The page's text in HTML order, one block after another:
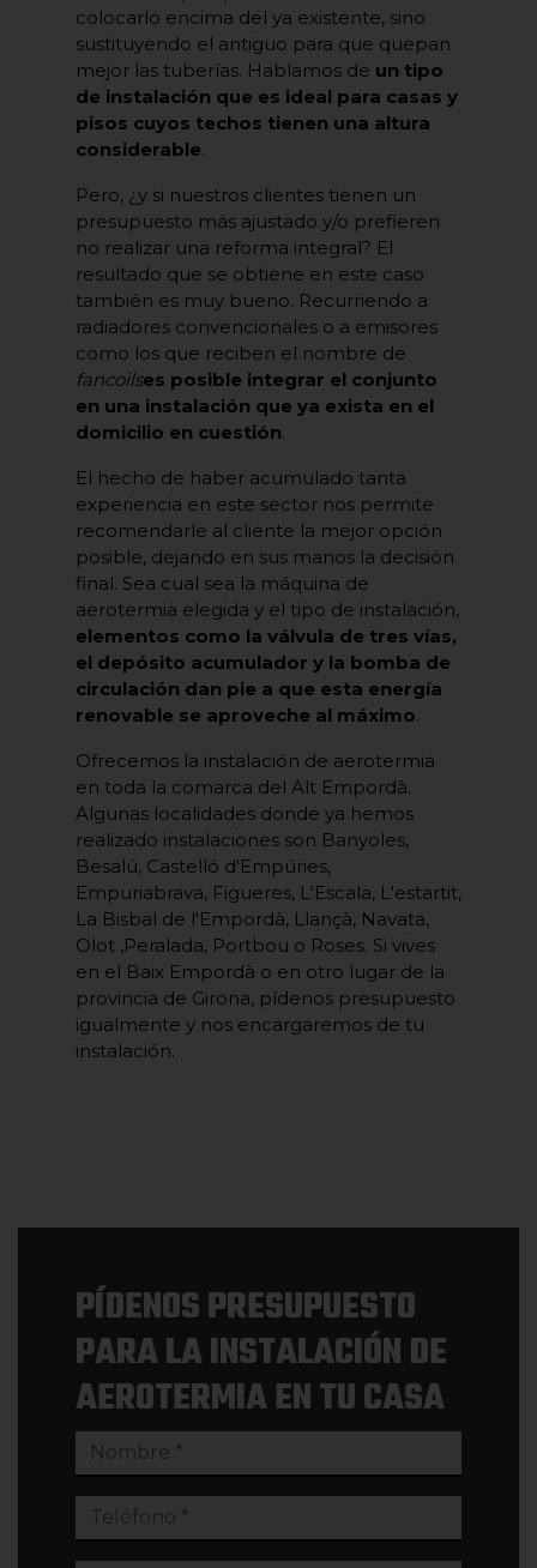
colocarlo encima del ya existente, sino
sustituyendo el antiguo para que quepan
mejor las tuberías. Hablamos de un tipo
de instalación que es ideal para casas y
pisos cuyos techos tienen una altura
considerable.
Pero, ¿y si nuestros clientes tienen un
presupuesto más ajustado y/o prefieren
no realizar una reforma integral? El
resultado que se obtiene en este caso
también es muy bueno. Recurriendo a
radiadores convencionales o a emisores
como los que reciben el nombre de
fancoilses posible integrar el conjunto
en una instalación que ya exista en el
domicilio en cuestión.
El hecho de haber acumulado tanta
experiencia en este sector nos permite
recomendarle al cliente la mejor opción
posible, dejando en sus manos la decisión
final. Sea cual sea la máquina de
aerotermia elegida y el tipo de instalación,
elementos como la válvula de tres vías,
el depósito acumulador y la bomba de
circulación dan pie a que esta energía
renovable se aproveche al máximo.
Ofrecemos la instalación de aerotermia
en toda la comarca del Alt Empordà.
Algunas localidades donde ya hemos
realizado instalaciones son Banyoles,
Besalú, Castelló d'Empúries,
Empuriabrava, Figueres, L'Escala, L'estartit,
La Bisbal de l'Empordà, Llançà, Navata,
Olot ,Peralada, Portbou o Roses. Si vives
en el Baix Empordà o en otro lugar de la
provincia de Girona, pídenos presupuesto
igualmente y nos encargaremos de tu
instalación.
PÍDENOS PRESUPUESTO
PARA LA INSTALACIÓN DE
AEROTERMIA EN TU CASA